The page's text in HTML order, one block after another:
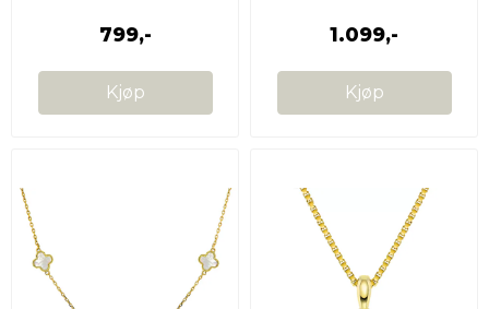
799,-
Kjøp
1.099,-
Kjøp